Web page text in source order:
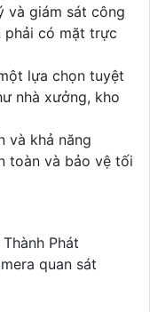
và giám sát công
phải có mặt trực
lựa chọn tuyệt
nhà xưởng, kho
và khả năng
toàn và bảo vệ tối
Phát
quan sát